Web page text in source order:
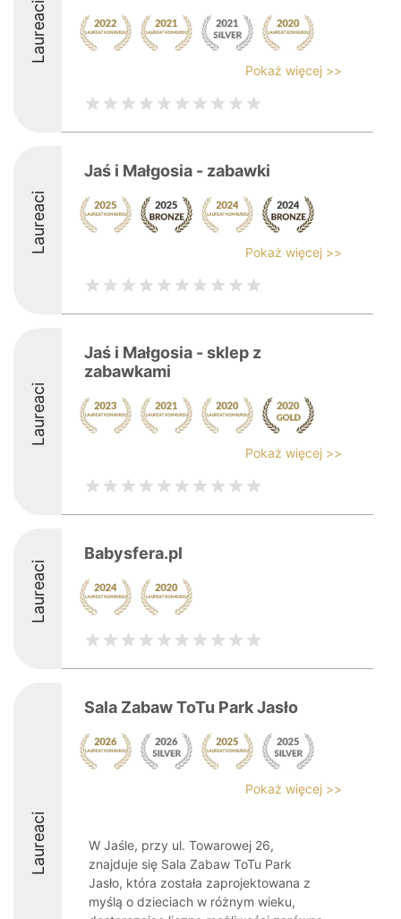
Laureaci
Pokaż więcej >>
Laureaci
Jaś i Małgosia - zabawki
Pokaż więcej >>
Laureaci
Jaś i Małgosia - sklep z
zabawkami
Pokaż więcej >>
Laureaci
Babysfera.pl
Laureaci
Sala Zabaw ToTu Park Jasło
Pokaż więcej >>
W Jaśle, przy ul. Towarowej 26,
znajduje się Sala Zabaw ToTu Park
Jasło, która została zaprojektowana z
myślą o dzieciach w różnym wieku,